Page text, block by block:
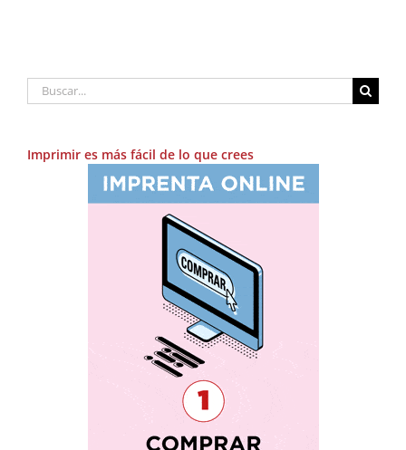
Buscar:
Imprimir es más fácil de lo que crees